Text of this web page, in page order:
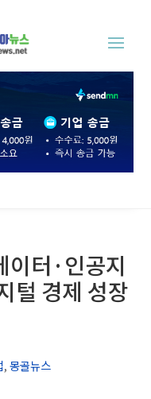
이터·인공지
털 경제 성장
,몽골뉴스